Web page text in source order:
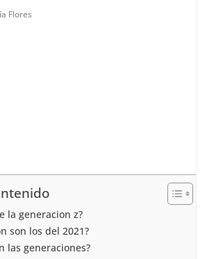
Flores
la generacion z?
son los del 2021?
las generaciones?